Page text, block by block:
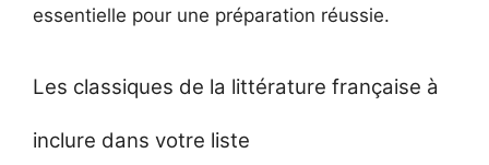
essentielle pour une préparation réussie.
Les classiques de la littérature française à
inclure dans votre liste